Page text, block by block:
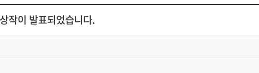
작이 발표되었습니다.